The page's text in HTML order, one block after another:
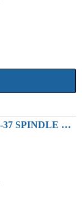
REPARATUR MITSUBISHI MDS-B-SPJ2-37 SPINDLE DRIVE UNIT 15A 230VAC